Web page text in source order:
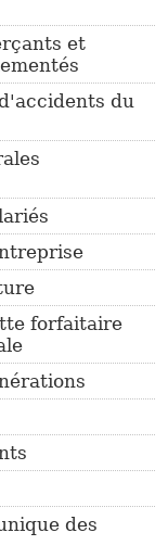
et
du
forfaitaire
des